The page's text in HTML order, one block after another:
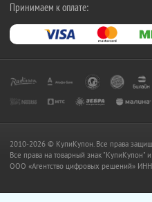
Принимаем к оплате:
2010-2026 © КупиКупон. Все права
Все права на товарный знак "КупиКупон"
OOO «Агентство цифровых решений»